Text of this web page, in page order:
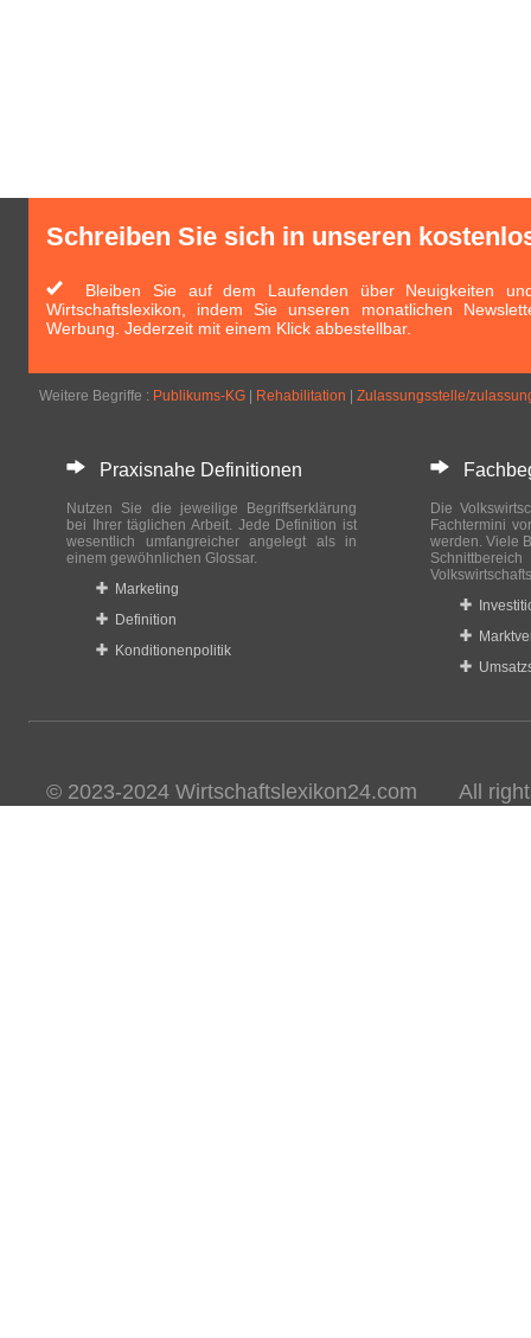
Schreiben Sie sich in unseren
Bleiben Sie auf dem Laufenden über Neuigkeiten
Wirtschaftslexikon, indem Sie unseren monatlichen
Werbung. Jederzeit mit einem Klick abbestellbar.
Weitere Begriffe : Publikums-KG Rehabilitation Zulassungsstelle/
Praxisnahe Definitionen
Nutzen Sie die jeweilige Begriffserklärung
bei Ihrer täglichen Arbeit. Jede Definition ist
wesentlich umfangreicher angelegt als in
einem gewöhnlichen Glossar.
Marketing
Definition
Konditionenpolitik
Die
Fachtermini
werden. Viele
© 2023-2024 Wirtschaftslexikon24.com All